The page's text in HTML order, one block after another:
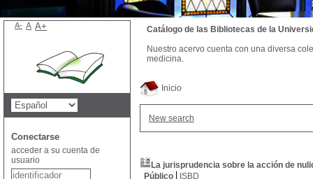
Inicio
New search
La jurisprudencia sobre la acción de
Público
ISBD
Catálogo de las Bibliotecas de la
Nuestro acervo cuenta con una diversa
medicina.
A- A A+
Conectarse
acceder a su cuenta de
usuario